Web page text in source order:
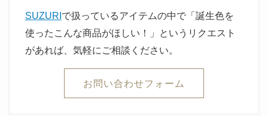
SUZURIで扱っているアイテムの中で「誕生色を
使ったこんな商品がほしい！」というリクエスト
があれば、気軽にご相談ください。
お問い合わせフォーム